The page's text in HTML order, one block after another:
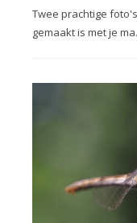
Twee prachtige
gemaakt is met je